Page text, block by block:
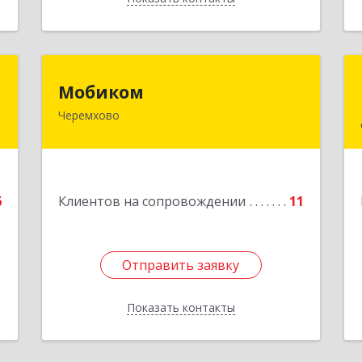
Мобиком
Черемхово
Клиентов на сопровождении 11
Отправить заявку
Показать контакты
Отправить заявку
Назад